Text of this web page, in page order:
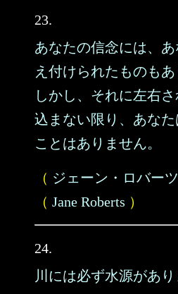
23.
あなたの信念には、
え付けられたものもあ
しかし、それに左右
込まない限り、あな
ことはありません。
（ ジェーン・ロバーツ
（ Jane Roberts ）
24.
川には必ず水源があり